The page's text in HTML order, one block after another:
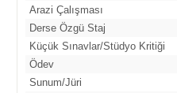
Arazi Çalışması
Derse Özgü Staj
Küçük Sınavlar/Stüdyo Kritiği
Ödev
Sunum/Jüri